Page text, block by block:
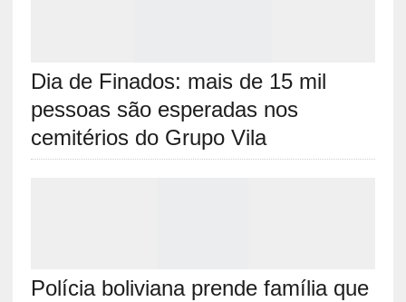
Dia de Finados: mais de 15 mil
pessoas são esperadas nos
cemitérios do Grupo Vila
Polícia boliviana prende família que